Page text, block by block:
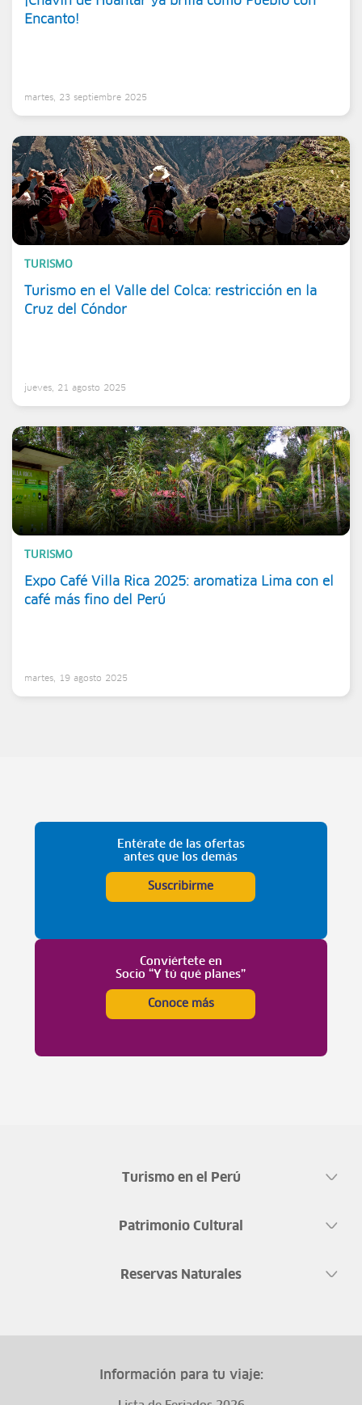
Encanto!
martes, 23 septiembre 2025
TURISMO
Turismo en el Valle del Colca: restricción en la
Cruz del Cóndor
jueves, 21 agosto 2025
TURISMO
Expo Café Villa Rica 2025: aromatiza Lima con el
café más fino del Perú
martes, 19 agosto 2025
Entérate de las ofertas
antes que los demás
Suscribirme
Conviértete en
Socio “Y tú qué planes”
Conoce más
Turismo en el Perú
Patrimonio Cultural
Reservas Naturales
Información para tu viaje: